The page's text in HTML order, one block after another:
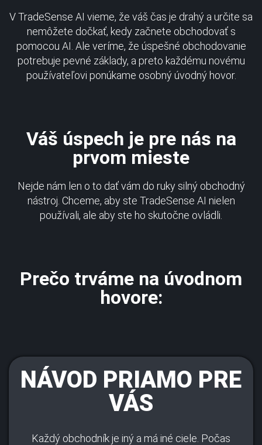
V TradeSense AI vieme, že váš čas je drahý a určite sa
nemôžete dočkať, kedy začnete obchodovať s
pomocou AI. Ale veríme, že úspešné obchodovanie
potrebuje pevné základy, a preto každému novému
používateľovi ponúkame osobný úvodný hovor.
Váš úspech je pre nás na
prvom mieste
Nejde nám len o to dať vám do ruky silný obchodný
nástroj. Chceme, aby ste TradeSense AI nielen
používali, ale aby ste ho skutočne ovládli.
Prečo trváme na úvodnom
hovore:
NÁVOD PRIAMO PRE
VÁS
Každý obchodník je iný a má iné ciele. Počas